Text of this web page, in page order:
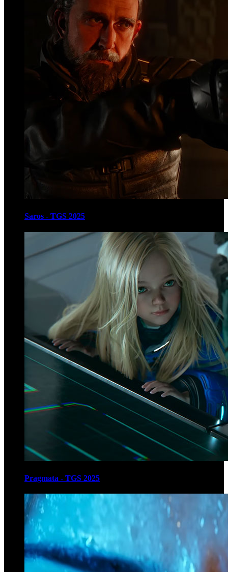
Saros - TGS 2025
Pragmata - TGS 2025